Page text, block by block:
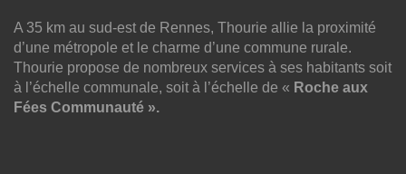
A 35 km au sud-est de Rennes, Thourie allie la proximité
d’une métropole et le charme d’une commune rurale.
Thourie propose de nombreux services à ses habitants soit
à l’échelle communale, soit à l’échelle de « Roche aux
Fées Communauté ».